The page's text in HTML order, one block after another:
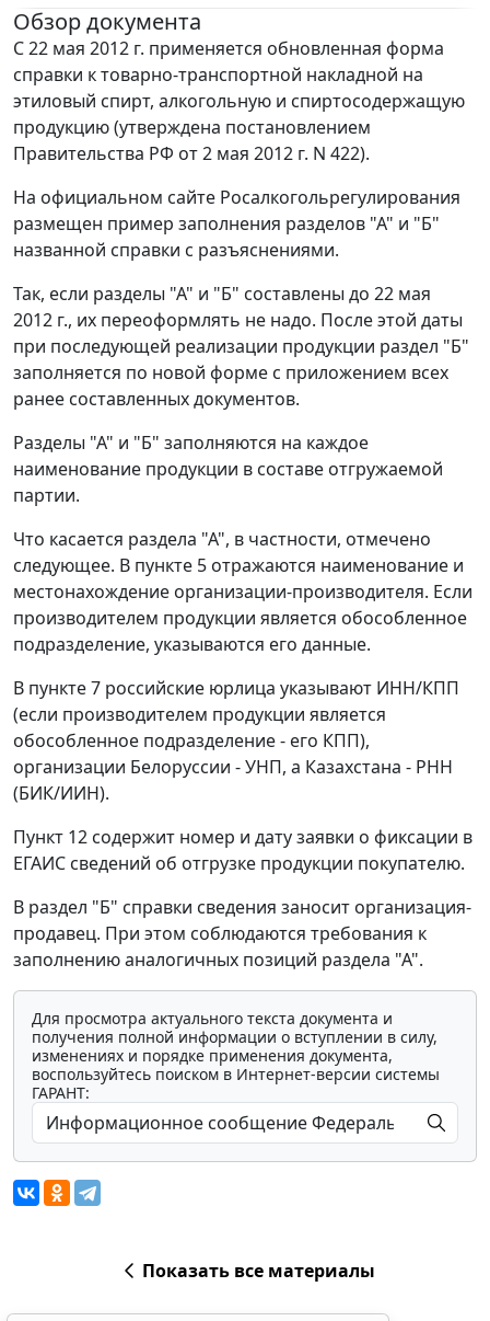
Обзор документа
С 22 мая 2012 г. применяется обновленная форма
справки к товарно-транспортной накладной на
этиловый спирт, алкогольную и спиртосодержащую
продукцию (утверждена постановлением
Правительства РФ от 2 мая 2012 г. N 422).
На официальном сайте Росалкогольрегулирования
размещен пример заполнения разделов "А" и "Б"
названной справки с разъяснениями.
Так, если разделы "А" и "Б" составлены до 22 мая
2012 г., их переоформлять не надо. После этой даты
при последующей реализации продукции раздел "Б"
заполняется по новой форме с приложением всех
ранее составленных документов.
Разделы "А" и "Б" заполняются на каждое
наименование продукции в составе отгружаемой
партии.
Что касается раздела "А", в частности, отмечено
следующее. В пункте 5 отражаются наименование и
местонахождение организации-производителя. Если
производителем продукции является обособленное
подразделение, указываются его данные.
В пункте 7 российские юрлица указывают ИНН/КПП
(если производителем продукции является
обособленное подразделение - его КПП),
организации Белоруссии - УНП, а Казахстана - РНН
(БИК/ИИН).
Пункт 12 содержит номер и дату заявки о фиксации в
ЕГАИС сведений об отгрузке продукции покупателю.
В раздел "Б" справки сведения заносит организация-
продавец. При этом соблюдаются требования к
заполнению аналогичных позиций раздела "А".
Для просмотра актуального текста документа и
получения полной информации о вступлении в силу,
изменениях и порядке применения документа,
воспользуйтесь поиском в Интернет-версии системы
ГАРАНТ:
Показать все материалы